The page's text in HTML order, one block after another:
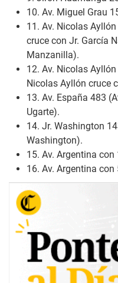
10. Av. Miguel Grau
11. Av. Nicolas
cruce con Jr. García
Manzanilla).
12. Av. Nicolas
Nicolas Ayllón cruce
13. Av. España 483
Ugarte).
14. Jr. Washington
Washington).
15. Av. Argentina con
16. Av. Argentina con